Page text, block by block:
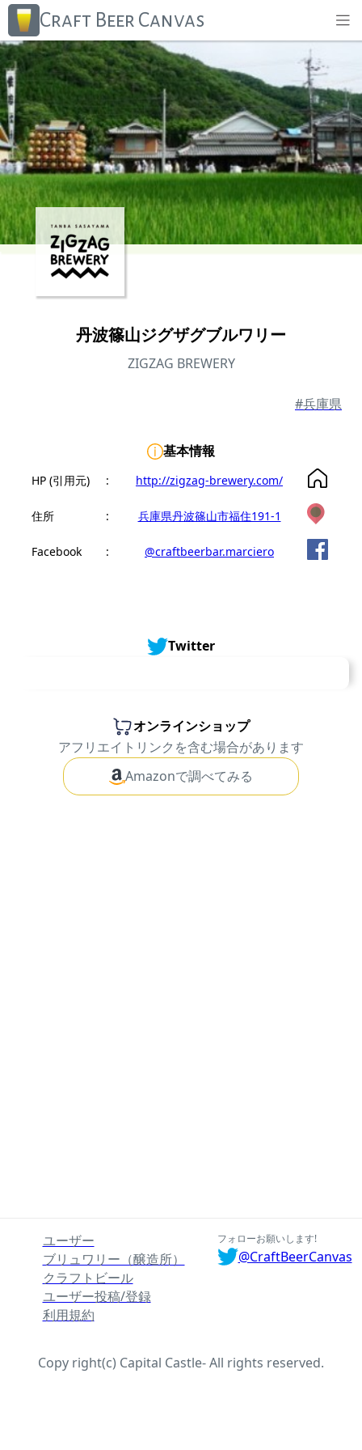
Craft Beer Canvas
丹波篠山ジグザグブルワリー
ZIGZAG BREWERY
#兵庫県
基本情報
HP (引用元) : http://zigzag-brewery.com/
住所 : 兵庫県丹波篠山市福住191-1
Facebook : @craftbeerbar.marciero
Twitter
オンラインショップ
アフリエイトリンクを含む場合があります
Amazonで調べてみる
ユーザー
ブリュワリー（醸造所）
クラフトビール
ユーザー投稿/登録
利用規約
フォローお願いします!
@CraftBeerCanvas
Copy right(c) Capital Castle- All rights reserved.